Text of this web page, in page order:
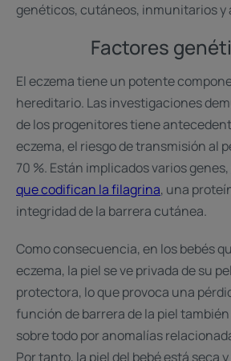
genéticos, cutáneos, inmunitarios y
Factores
El eczema tiene un potente
hereditario. Las investigaciones
de los progenitores tiene
eczema, el riesgo de transmisión al
70 %. Están implicados varios genes,
que codifican la filagrina, una
integridad de la barrera cutánea.
Como consecuencia, en los bebés
eczema, la piel se ve privada de su
protectora, lo que provoca una
función de barrera de la piel
sobre todo por anomalías
Por tanto, la piel del bebé está seca